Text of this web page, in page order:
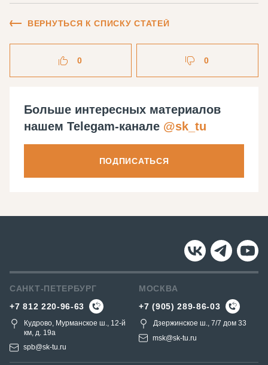
ВЕРНУТЬСЯ К СПИСКУ СТАТЕЙ
0 0
Больше интересных материалов
нашем Telegam-канале @sk_tu
ПОДПИСАТЬСЯ
САНКТ-ПЕТЕРБУРГ
+7 812 220-96-63
Кудрово, Мурманское ш., 12-й
км, д. 19a
spb@sk-tu.ru
МОСКВА
+7 (905) 289-86-03
Дзержинское ш., 7/7 дом 33
msk@sk-tu.ru